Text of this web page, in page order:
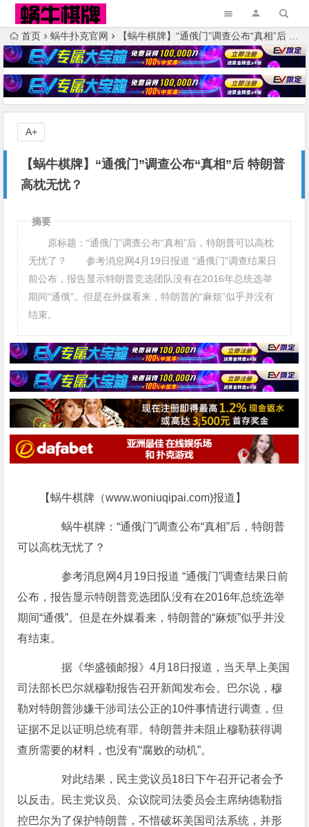
首页 蜗牛扑克官网 【蜗牛棋牌】“通俄门”调查公布“真相”后 特朗普高枕无忧？
【蜗牛棋牌】“通俄门”调查公布“真相”后 特朗普
高枕无忧？
A+
摘要
原标题：“通俄门”调查公布“真相”后，特朗普可以高枕
无忧了？ 参考消息网4月19日报道 “通俄门”调查结果日
前公布，报告显示特朗普竞选团队没有在2016年总统选举
期间“通俄”。但是在外媒看来，特朗普的“麻烦”似乎并没有
结束。
【蜗牛棋牌（www.woniuqipai.com)报道】
蜗牛棋牌：“通俄门”调查公布“真相”后，特朗普
可以高枕无忧了？
参考消息网4月19日报道 “通俄门”调查结果日前
公布，报告显示特朗普竞选团队没有在2016年总统选举
期间“通俄”。但是在外媒看来，特朗普的“麻烦”似乎并没
有结束。
据《华盛顿邮报》4月18日报道，当天早上美国
司法部长巴尔就穆勒报告召开新闻发布会。巴尔说，穆
勒对特朗普涉嫌干涉司法公正的10件事情进行调查，但
证据不足以证明总统有罪。特朗普并未阻止穆勒获得调
查所需要的材料，也没有“腐败的动机”。
对此结果，民主党议员18日下午召开记者会予
以反击。民主党议员、众议院司法委员会主席纳德勒指
控巴尔为了保护特朗普，不惜破坏美国司法系统，并形